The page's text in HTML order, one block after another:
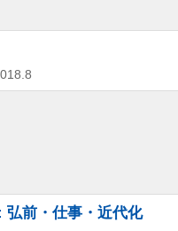
弘前・仕事・近代化